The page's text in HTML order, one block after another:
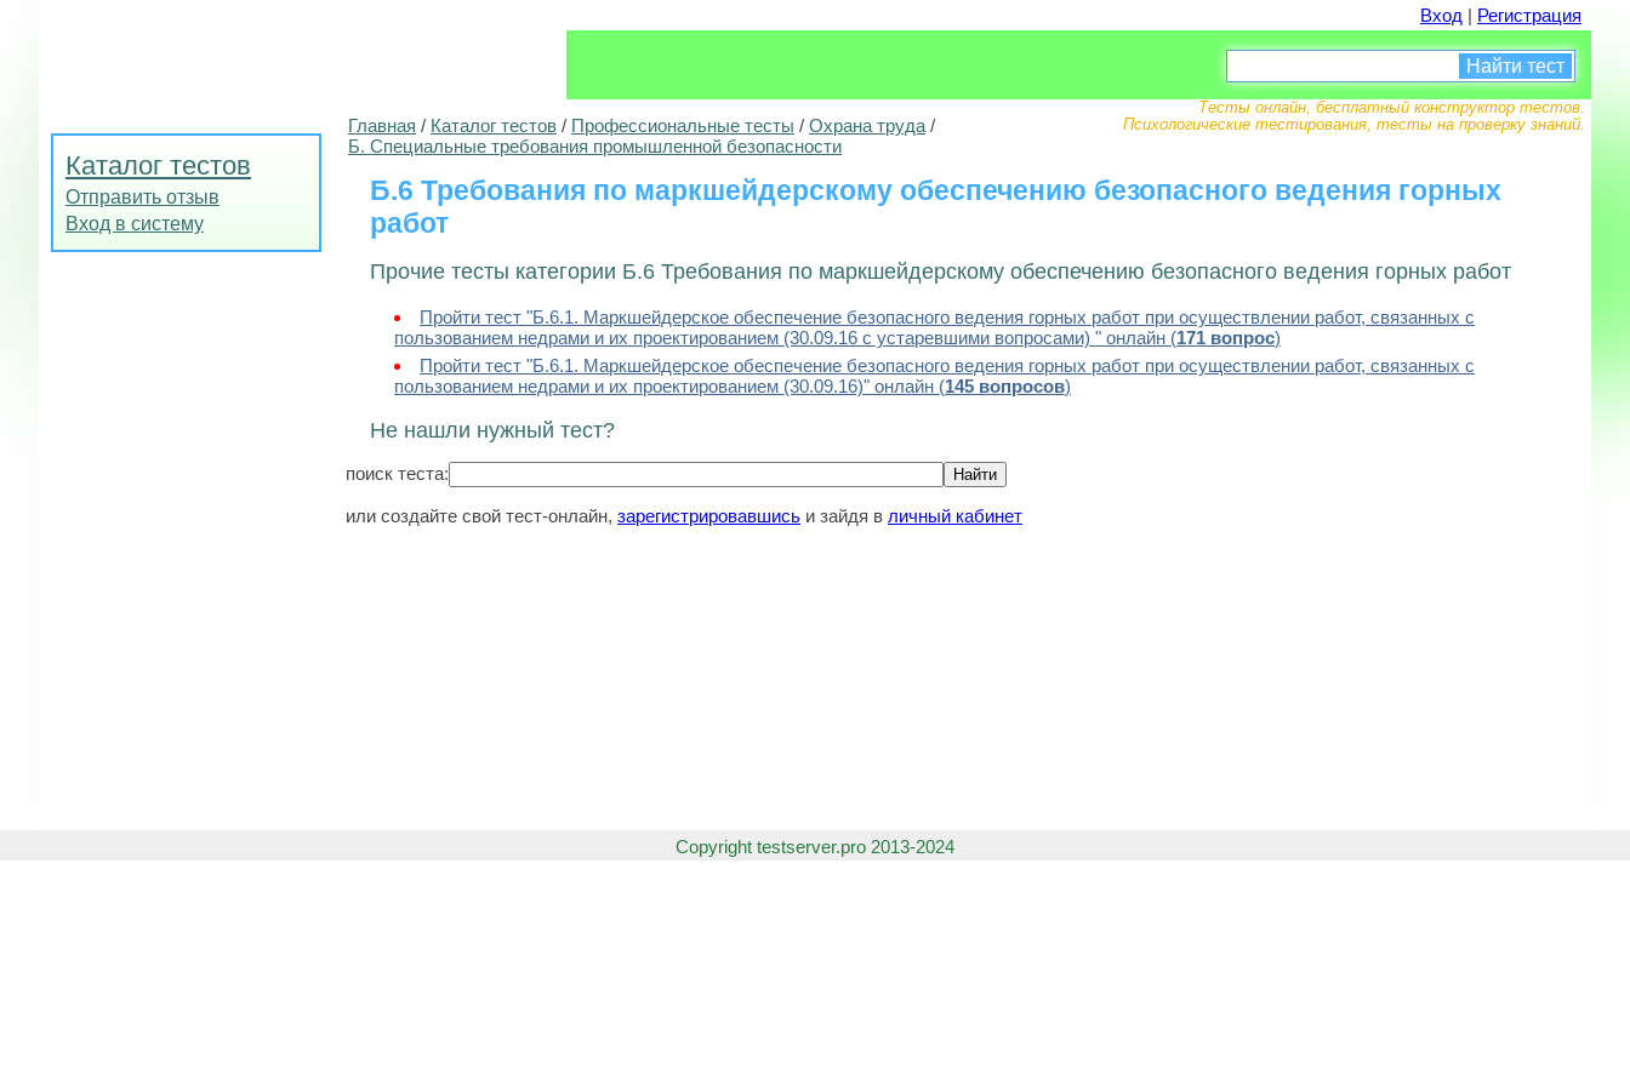
Вход | Регистрация
Тесты онлайн, бесплатный конструктор тестов.
Психологические тестирования, тесты на проверку знаний.
Найти тест
Каталог тестов
Отправить отзыв
Вход в систему
Главная / Каталог тестов / Профессиональные тесты / Охрана труда /
Б. Специальные требования промышленной безопасности
Б.6 Требования по маркшейдерскому обеспечению безопасного ведения горных
работ
Прочие тесты категории Б.6 Требования по маркшейдерскому обеспечению безопасного ведения горных работ
Пройти тест "Б.6.1. Маркшейдерское обеспечение безопасного ведения горных работ при осуществлении работ, связанных с
пользованием недрами и их проектированием (30.09.16 с устаревшими вопросами) " онлайн (171 вопрос)
Пройти тест "Б.6.1. Маркшейдерское обеспечение безопасного ведения горных работ при осуществлении работ, связанных с
пользованием недрами и их проектированием (30.09.16)" онлайн (145 вопросов)
Не нашли нужный тест?
поиск теста:
или создайте свой тест-онлайн, зарегистрировавшись и зайдя в личный кабинет
Copyright testserver.pro 2013-2024